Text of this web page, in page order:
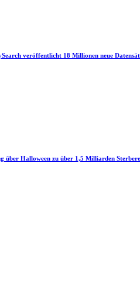
veröffentlicht 18 Millionen neue
über Halloween zu über 1,5 Milliarden